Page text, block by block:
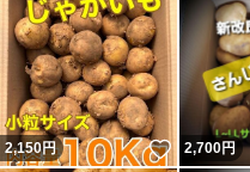
2,150円 いいね！
2,700円